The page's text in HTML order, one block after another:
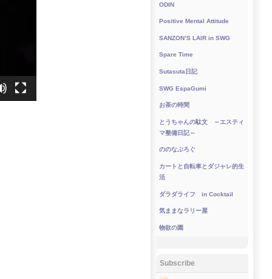
ODIN
Positive Mental Attitude
SANZON’S LAIR in SWG
Spare Time
Sutasuta日記
SWG EspaGumi
お茶の時間
とうちゃんの駄文 ～エスティ
マ整備日記～
ののなぶろぐ
カートと自転車とダジャレ的生
活
ダラダライフ in Cocktail
気ままなラリー屋
物欲の園
Subscribe